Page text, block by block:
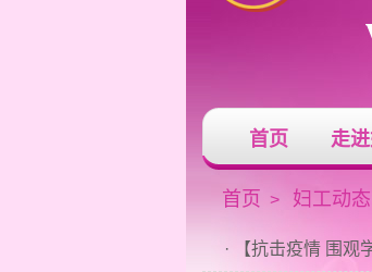
首页 走
首页 > 妇工动态
· 【抗击疫情 围观